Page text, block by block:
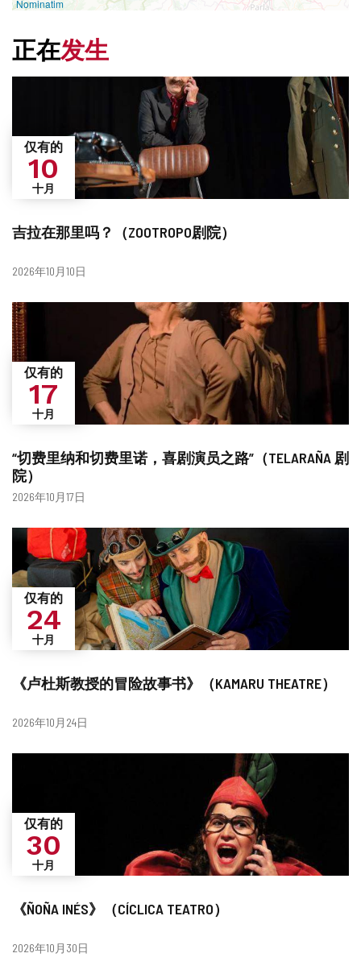
Nominatim
正在发生
吉拉在那里吗？（ZOOTROPO剧院）
仅有的
10
十月
日
2026年10月10日
“切费里纳和切费里诺，喜剧演员之路”（TELARAÑA 剧
院）
仅有的
17
十月
日
2026年10月17日
《卢杜斯教授的冒险故事书》（KAMARU THEATRE）
仅有的
24
十月
日
2026年10月24日
《ÑOÑA INÉS》（CÍCLICA TEATRO）
仅有的
30
十月
日
2026年10月30日